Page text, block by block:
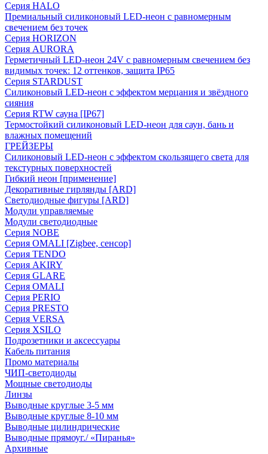
Серия HALO
Премиальный силиконовый LED-неон с равномерным
свечением без точек
Серия HORIZON
Серия AURORA
Герметичный LED-неон 24V с равномерным свечением без
видимых точек: 12 оттенков, защита IP65
Серия STARDUST
Силиконовый LED-неон с эффектом мерцания и звёздного
сияния
Серия RTW сауна [IP67]
Термостойкий силиконовый LED-неон для саун, бань и
влажных помещений
ГРЕЙЗЕРЫ
Силиконовый LED-неон с эффектом скользящего света для
текстурных поверхностей
Гибкий неон [применение]
Декоративные гирлянды [ARD]
Светодиодные фигуры [ARD]
Модули управляемые
Модули светодиодные
Серия NOBE
Серия OMALI [Zigbee, сенсор]
Серия TENDO
Серия AKIRY
Серия GLARE
Серия OMALI
Серия PERIO
Серия PRESTO
Серия VERSA
Серия XSILO
Подрозетники и аксессуары
Кабель питания
Промо материалы
ЧИП-светодиоды
Мощные светодиоды
Линзы
Выводные круглые 3-5 мм
Выводные круглые 8-10 мм
Выводные цилиндрические
Выводные прямоуг./ «Пиранья»
Архивные